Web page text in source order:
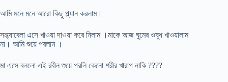
আমি মনে মনে আরো কিছু প্ল্যান করলাম।
সন্ধ্যাবেলা এসে খাওয়া দাওয়া করে নিলাম ।মাকে আজ ঘুমের ওষুধ খাওয়ালাম
না। আমি শুয়ে পরলাম ।
মা এসে বললো এই রবীন শুয়ে পরলি কেনো শরীর খারাপ নাকি ????